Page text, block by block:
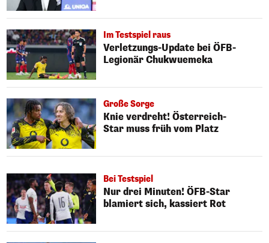
Im Testspiel raus
Verletzungs-Update bei ÖFB-
Legionär Chukwuemeka
Große Sorge
Knie verdreht! Österreich-
Star muss früh vom Platz
Bei Testspiel
Nur drei Minuten! ÖFB-Star
blamiert sich, kassiert Rot